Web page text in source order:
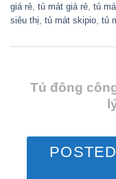
giá rẻ tủ mát giá rẻ tủ
siêu thị tủ mát skipio tủ
Tủ đông